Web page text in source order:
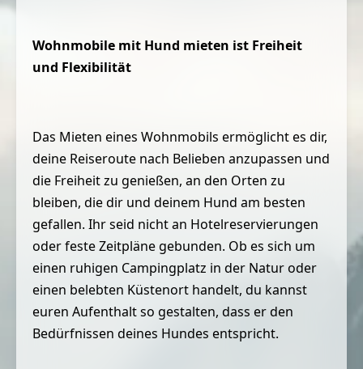
Wohnmobile mit Hund mieten ist Freiheit
und Flexibilität
Das Mieten eines Wohnmobils ermöglicht es dir,
deine Reiseroute nach Belieben anzupassen und
die Freiheit zu genießen, an den Orten zu
bleiben, die dir und deinem Hund am besten
gefallen. Ihr seid nicht an Hotelreservierungen
oder feste Zeitpläne gebunden. Ob es sich um
einen ruhigen Campingplatz in der Natur oder
einen belebten Küstenort handelt, du kannst
euren Aufenthalt so gestalten, dass er den
Bedürfnissen deines Hundes entspricht.